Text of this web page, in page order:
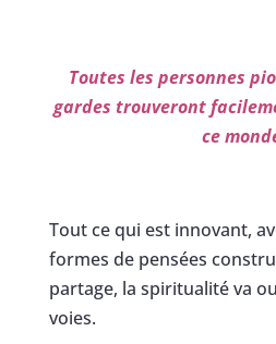
Toutes les personnes
gardes trouveront
ce
Tout ce qui est innovant,
formes de pensées
partage, la spiritualité va
voies.